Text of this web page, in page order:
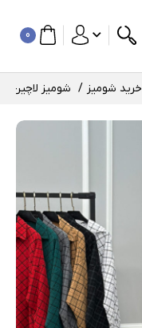
0
خرید شومیز شومیز لاچین کد :